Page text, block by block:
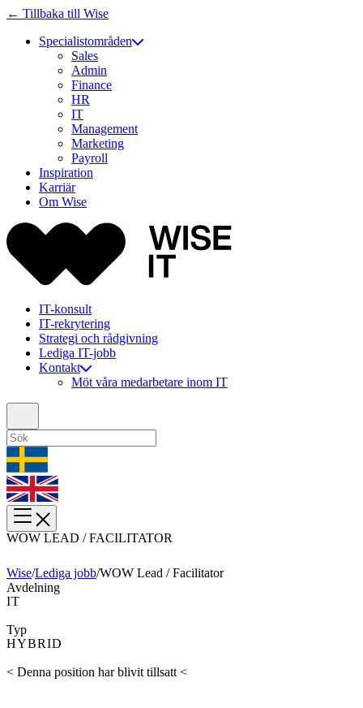
← Tillbaka till Wise
Specialistområden
Sales
Admin
Finance
HR
IT
Management
Marketing
Payroll
Inspiration
Karriär
Om Wise
IT-konsult
IT-rekrytering
Strategi och rådgivning
Lediga IT-jobb
Kontakt
Möt våra medarbetare inom IT
WOW LEAD / FACILITATOR
Wise/Lediga jobb/WOW Lead / Facilitator
Avdelning
IT
Typ
HYBRID
< Denna position har blivit tillsatt <